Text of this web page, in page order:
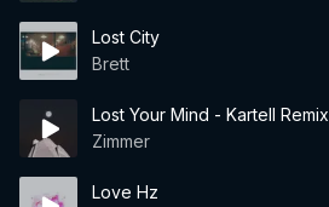
Lost City
Brett
Lost Your Mind - Kartell Remix
Zimmer
Love Hz